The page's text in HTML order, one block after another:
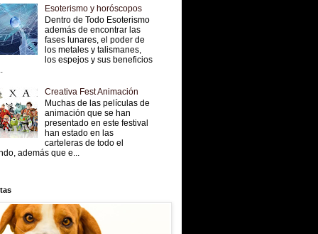
Esoterismo y horóscopos
Dentro de Todo Esoterismo
además de encontrar las
fases lunares, el poder de
los metales y talismanes,
los espejos y sus beneficios
Creativa Fest Animación
Muchas de las películas de
animación que se han
presentado en este festival
han estado en las
carteleras de todo el
además que e...